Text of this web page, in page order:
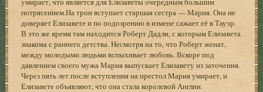
потрясением.На трон вступает старшая сестра — Мария. Она не
доверяет Елизавете и по подозрению в измене сажает её в Тауэр.
В это же время там находится Роберт Дадли, с которым Елизавета
знакома с раннего детства. Несмотря на то, что Роберт женат,
между молодыми людьми вспыхивает любовь. Вскоре под
давлением своего мужа Мария выпускает Елизавету из заточения.
Через пять лет после вступления на престол Мария умирает, и
Елизавете объявляют, что она стала королевой Англии.